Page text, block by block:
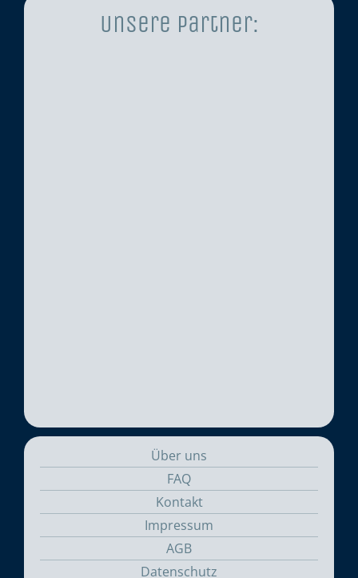
Unsere Partner:
Über uns
FAQ
Kontakt
Impressum
AGB
Datenschutz